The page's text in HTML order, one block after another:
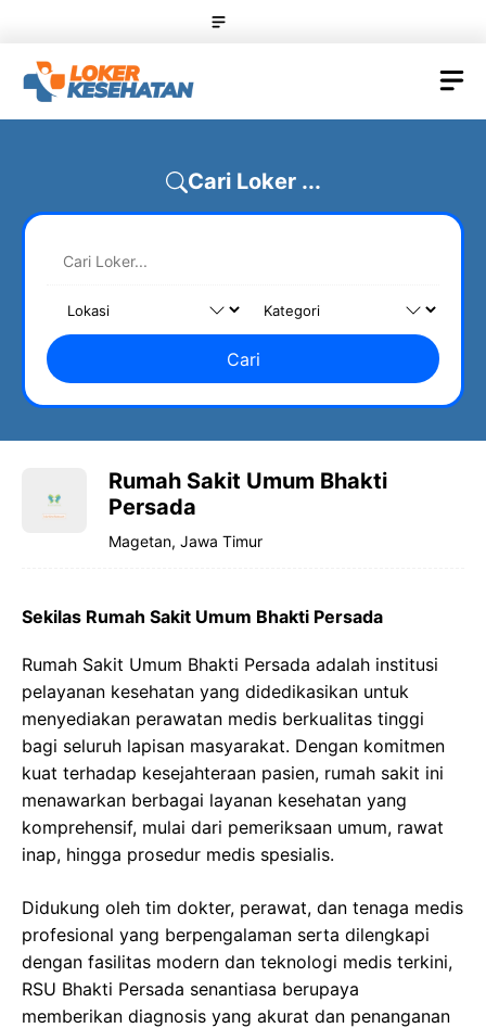
content
Cari Loker ...
Cari
Rumah Sakit Umum Bhakti
Persada
Magetan, Jawa Timur
Sekilas Rumah Sakit Umum Bhakti Persada
Rumah Sakit Umum Bhakti Persada adalah institusi
pelayanan kesehatan yang didedikasikan untuk
menyediakan perawatan medis berkualitas tinggi
bagi seluruh lapisan masyarakat. Dengan komitmen
kuat terhadap kesejahteraan pasien, rumah sakit ini
menawarkan berbagai layanan kesehatan yang
komprehensif, mulai dari pemeriksaan umum, rawat
inap, hingga prosedur medis spesialis.
Didukung oleh tim dokter, perawat, dan tenaga medis
profesional yang berpengalaman serta dilengkapi
dengan fasilitas modern dan teknologi medis terkini,
RSU Bhakti Persada senantiasa berupaya
memberikan diagnosis yang akurat dan penanganan